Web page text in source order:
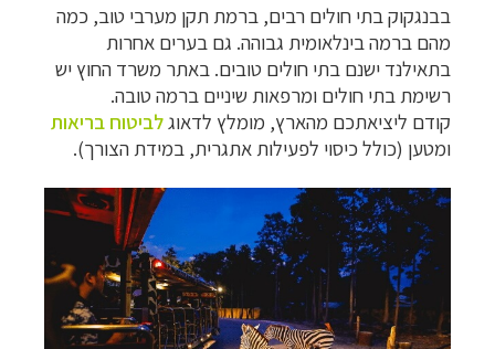
בבנגקוק בתי חולים רבים, ברמת תקן מערבי טוב, כמה
מהם ברמה בינלאומית גבוהה. גם בערים אחרות
בתאילנד ישנם בתי חולים טובים. באתר משרד החוץ יש
רשימת בתי חולים ומרפאות שיניים ברמה טובה.
קודם ליציאתכם מהארץ, מומלץ לדאוג לביטוח בריאות
ומטען (כולל כיסוי לפעילות אתגרית, במידת הצורך).